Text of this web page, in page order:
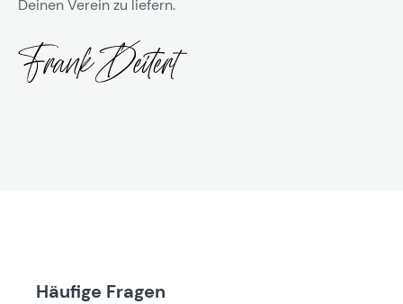
Deinen Verein zu liefern.
Häufige Fragen